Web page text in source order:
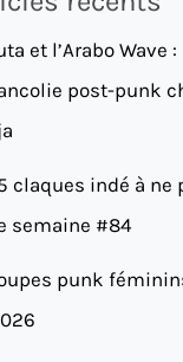
et l’Arabo Wave :
post-punk
claques indé à ne
semaine #84
punk